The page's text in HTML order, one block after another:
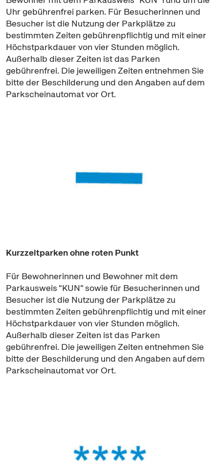
Uhr gebührenfrei parken. Für Besucherinnen und
Besucher ist die Nutzung der Parkplätze zu
bestimmten Zeiten gebührenpflichtig und mit einer
Höchstparkdauer von vier Stunden möglich.
Außerhalb dieser Zeiten ist das Parken
gebührenfrei. Die jeweiligen Zeiten entnehmen Sie
bitte der Beschilderung und den Angaben auf dem
Parkscheinautomat vor Ort.
Kurzzeitparken ohne roten Punkt
Für Bewohnerinnen und Bewohner mit dem
Parkausweis "KUN" sowie für Besucherinnen und
Besucher ist die Nutzung der Parkplätze zu
bestimmten Zeiten gebührenpflichtig und mit einer
Höchstparkdauer von vier Stunden möglich.
Außerhalb dieser Zeiten ist das Parken
gebührenfrei. Die jeweiligen Zeiten entnehmen Sie
bitte der Beschilderung und den Angaben auf dem
Parkscheinautomat vor Ort.